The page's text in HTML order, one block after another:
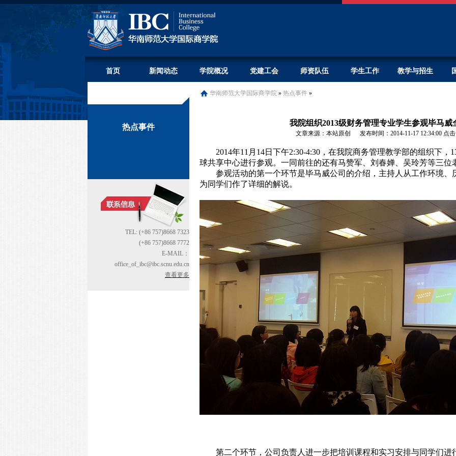
首页 新闻动态 学院概况 党建工会 师资队伍 学生工作 教学与招生
热点事件
TEL: (+86 757)8668 7323
(+86 757)8668 7772
E-MAIL：
office_of_ibc@ibc.scnu.edu.cn
查看更多
华南师范大学国际商学院 » 热点事件 »
我院组织2013级财务管理专业学生参观毕马威
文章来源：本站原创 发布时间：2014-11-17 12:34:00 点
2014年11 月 14日下午2:30-4:30 ，在我院商务管理教学部的组织下，
球共享中心进行参观。一同前往的还有马赞军、刘春婵、吴玲芳等三位
参观活动的第一个环节是毕马威公司的介绍，主持人从工作环境
为同学们作了详细的解说。
第二个环节，公司负责人进一步把培训课程和实习安排与同学们进